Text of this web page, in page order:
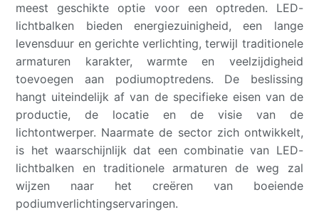
meest geschikte optie voor een optreden. LED-
lichtbalken bieden energiezuinigheid, een lange
levensduur en gerichte verlichting, terwijl traditionele
armaturen karakter, warmte en veelzijdigheid
toevoegen aan podiumoptredens. De beslissing
hangt uiteindelijk af van de specifieke eisen van de
productie, de locatie en de visie van de
lichtontwerper. Naarmate de sector zich ontwikkelt,
is het waarschijnlijk dat een combinatie van LED-
lichtbalken en traditionele armaturen de weg zal
wijzen naar het creëren van boeiende
podiumverlichtingservaringen.